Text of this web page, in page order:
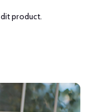
product.